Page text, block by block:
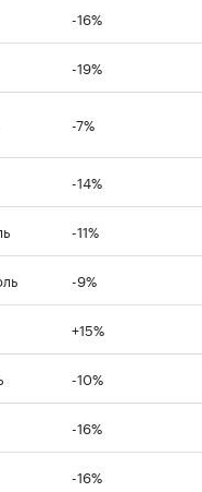
-16%
-19%
-7%
-14%
-11%
-9%
+15%
-10%
-16%
-16%